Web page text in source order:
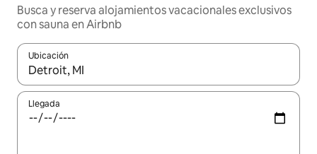
Busca y reserva alojamientos vacacionales exclusivos
con sauna en Airbnb
Ubicación
Cuando los resultados estén disponibles, navega con las
Llegada